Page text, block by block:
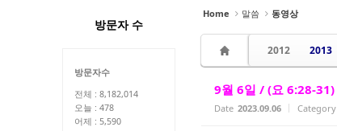
방문자 수
방문자수
전체 : 8,182,014
오늘 : 478
어제 : 5,590
Home 말씀 동영상
2012 2013
9월 6일 / (요 6:28-31)
Date 2023.09.06 Category
Sketchbook5, 스케치북5
Sketchbook5, 스케치북5